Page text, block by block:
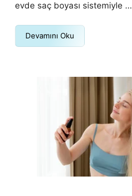
evde saç boyası sistemiyle …
Devamını Oku